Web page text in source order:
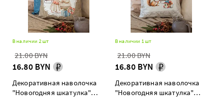
В наличии 2 шт
21.00 BYN
16.80 BYN
Декоративная наволочка
"Новогодняя шкатулка"
В наличии 1 шт
21.00 BYN
16.80 BYN
Декоративная наволочка
"Новогодняя шкатулка"